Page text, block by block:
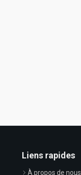
Liens rapides
À propos de nous